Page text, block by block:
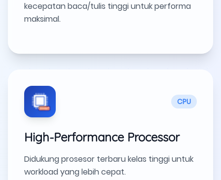
kecepatan baca/tulis tinggi untuk performa
maksimal.
CPU
High-Performance Processor
Didukung prosesor terbaru kelas tinggi untuk
workload yang lebih cepat.